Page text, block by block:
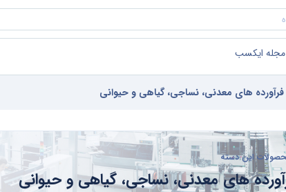
مجله ایکسب
فرآورده های معدنی، نساجی، گیاهی و حیوانی
این دسته
های معدنی، نساجی، گیاهی و حیوانی